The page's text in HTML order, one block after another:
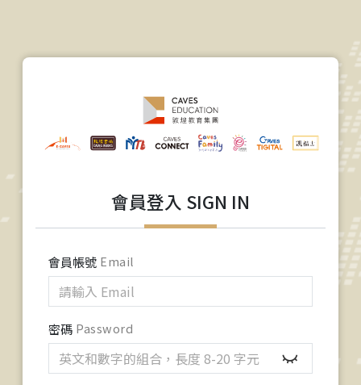
會員登入 SIGN IN
會員帳號 Email
密碼 Password